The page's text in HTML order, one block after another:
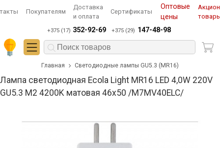
Покупателям
Доставка
и оплата
Сертификаты
Оптовые
цены
+375 (17) 352-92-69 +375 (29) 147-48-98
Главная Светодиодные лампы GU5.3 (MR16)
Лампа светодиодная Ecola Light MR16 LED 4,0W 220V
GU5.3 M2 4200K матовая 46x50 /M7MV40ELC/